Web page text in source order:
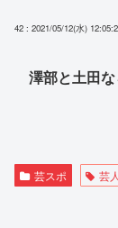
42 : 2021/05/12(水)
澤部と土田な
芸スポ 芸人